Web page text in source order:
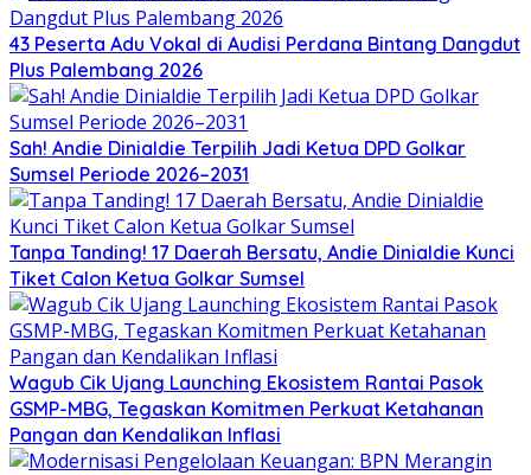
43 Peserta Adu Vokal di Audisi Perdana Bintang Dangdut
Plus Palembang 2026
Sah! Andie Dinialdie Terpilih Jadi Ketua DPD Golkar
Sumsel Periode 2026–2031
Tanpa Tanding! 17 Daerah Bersatu, Andie Dinialdie Kunci
Tiket Calon Ketua Golkar Sumsel
Wagub Cik Ujang Launching Ekosistem Rantai Pasok
GSMP-MBG, Tegaskan Komitmen Perkuat Ketahanan
Pangan dan Kendalikan Inflasi